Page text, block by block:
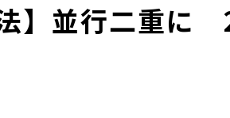
法】並行二重に